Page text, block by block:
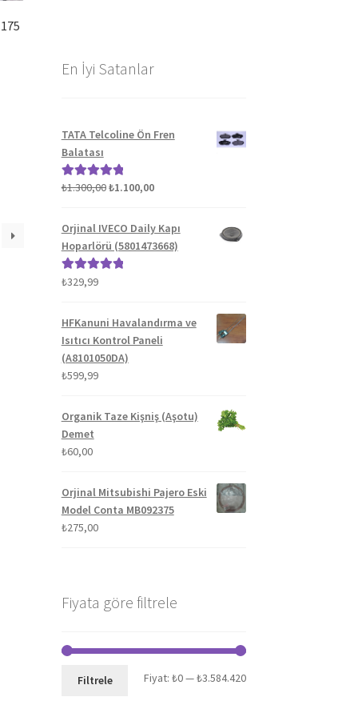
En İyi Satanlar
TATA Telcoline Ön Fren
Balatası
5 üzerinden
₺1.300,00Orijinal
₺1.300,00.
₺1.100,00Şu
fiyat:
₺1.100,00.
Orjinal IVECO Daily Kapı
Hoparlörü (5801473668)
5 üzerinden
₺329,99
HFKanuni Havalandırma ve
Isıtıcı Kontrol Paneli
(A8101050DA)
₺599,99
Organik Taze Kişniş (Aşotu)
Demet
₺60,00
Orjinal Mitsubishi Pajero Eski
Model Conta MB092375
₺275,00
Fiyata göre filtrele
En
En
Filtrele Fiyat: ₺0—₺3.584.420